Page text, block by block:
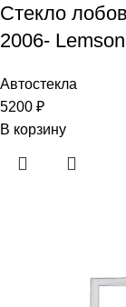
Стекло
2006-
Автостекла
5200 ₽
В корзину